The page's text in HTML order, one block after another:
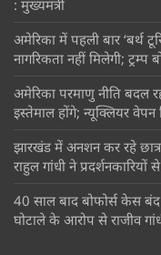
: मुख्यमंत्री
अमेरिका में पहली बार ‘बर्थ
नागरिकता नहीं मिलेगी;
अमेरिका परमाणु नीति बदल
इस्तेमाल होंगे; न्यूक्लियर वेपन
झारखंड में अनशन कर रहे छात्र
राहुल गांधी ने
40 साल बाद बोफोर्स केस
घोटाले के आरोप से राजीव